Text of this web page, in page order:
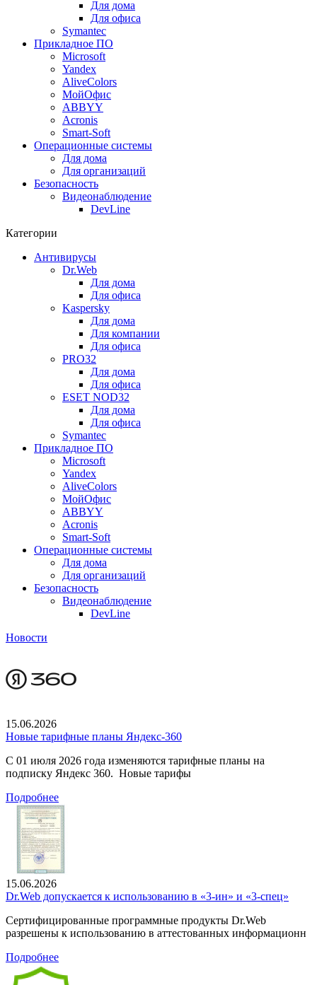
Для дома
Для офиса
Symantec
Прикладное ПО
Microsoft
Yandex
AliveColors
МойОфис
ABBYY
Acronis
Smart-Soft
Операционные системы
Для дома
Для организаций
Безопасность
Видеонаблюдение
DevLine
Категории
Антивирусы
Dr.Web
Для дома
Для офиса
Kaspersky
Для дома
Для компании
Для офиса
PRO32
Для дома
Для офиса
ESET NOD32
Для дома
Для офиса
Symantec
Прикладное ПО
Microsoft
Yandex
AliveColors
МойОфис
ABBYY
Acronis
Smart-Soft
Операционные системы
Для дома
Для организаций
Безопасность
Видеонаблюдение
DevLine
Новости
15.06.2026
Новые тарифные планы Яндекс-360
С 01 июля 2026 года изменяются тарифные планы на
подписку Яндекс 360. Новые тарифы
Подробнее
15.06.2026
Dr.Web допускается к использованию в «3-ин» и «3-спец»
Сертифицированные программные продукты Dr.Web
разрешены к использованию в аттестованных информационн
Подробнее